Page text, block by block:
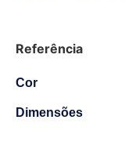
Referência
Cor
Dimensões